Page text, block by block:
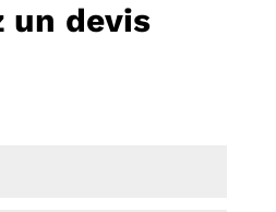
un devis